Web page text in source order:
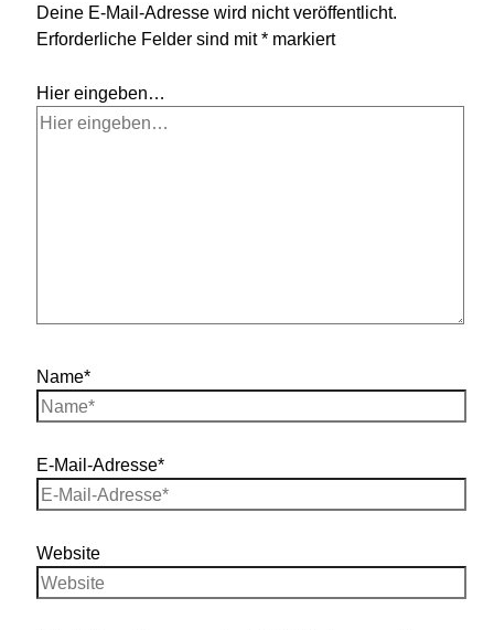
Deine E-Mail-Adresse wird nicht veröffentlicht.
Erforderliche Felder sind mit* markiert
Hier eingeben…
Name*
E-Mail-Adresse*
Website